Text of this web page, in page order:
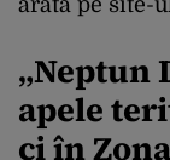
„Neptun
apele
ci în